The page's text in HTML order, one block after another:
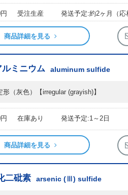
受注生産 発送予定:約2ヶ月（応
商品詳細を見る
ミニウム aluminum sulfide
形（灰色） 【irregular (grayish)】
在庫あり 発送予定:1～2日
商品詳細を見る
二砒素 arsenic (Ⅲ) sulfide